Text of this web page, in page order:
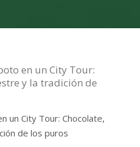
un City Tour: Chocolate,
de los puros